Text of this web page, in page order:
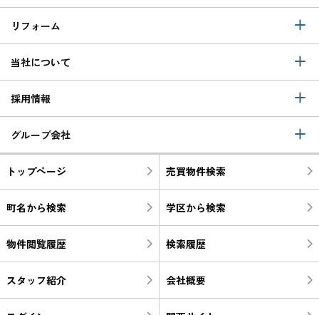
リフォーム
当社について
採用情報
グループ会社
トップページ 売買物件検索
町名から検索 学区から検索
物件閲覧履歴 検索履歴
スタッフ紹介 会社概要